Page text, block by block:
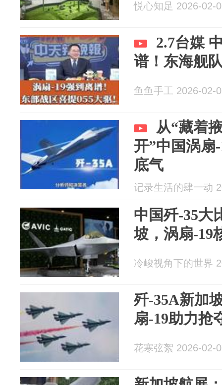
悦心知足 2026-02-
2.7台媒
谱！东海舰
鱼鱼手工 2026-02-
从“藏着
开”中国涡扇
底气
记录生活的肆一动
中国歼-35大
坡，涡扇-19
冷峻视角下的世界
歼-35A新加
扇-19助力抢
花寒弦絮 2026-02-